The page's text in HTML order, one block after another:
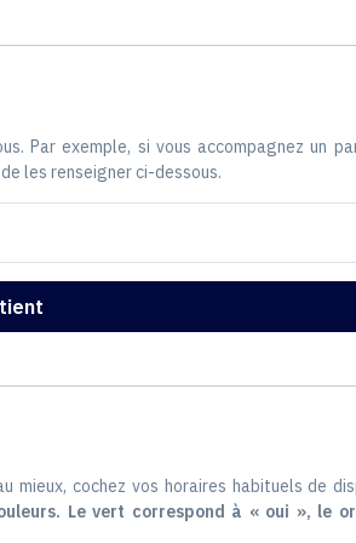
Par exemple, si vous accompagnez un
les renseigner ci-dessous.
mieux, cochez vos horaires habituels de
Le vert correspond à « oui », le